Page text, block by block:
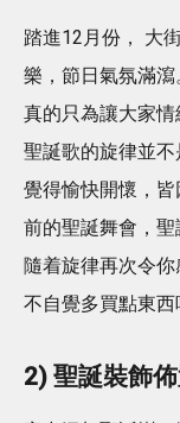
踏進12月份， 大
樂，節日氣氛滿
真的只為讓大家情
聖誕歌的旋律並
覺得愉快開懷，
前的聖誕舞會，聖
隨着旋律再次令
不自覺多買點東西
2) 聖誕裝飾